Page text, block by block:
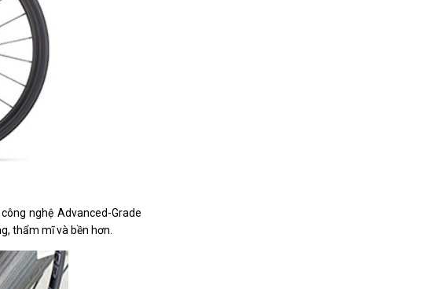
nghệ Advanced-Grade
thẩm mĩ và bền hơn.